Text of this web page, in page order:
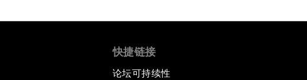
快捷链接
论坛可持续性